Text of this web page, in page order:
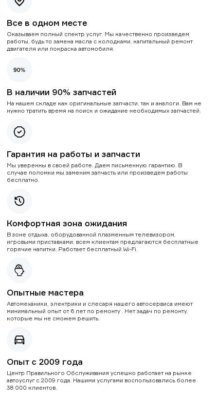
Все в одном месте
Оказываем полный спектр услуг. Мы качественно произведем
работы, будь то замена масла с колодками, капитальный ремонт
двигателя или покраска автомобиля.
В наличии 90% запчастей
На нашем складе как оригинальные запчасти, так и аналоги. Вам не
нужно тратить время на поиск и ожидание необходимых запчастей.
Гарантия на работы и запчасти
Мы уверенны в своей работе. Даем письменную гарантию. В
случае поломки мы заменим запчасть или произведем работы
бесплатно.
Комфортная зона ожидания
В зоне отдыха, оборудованной плазменным телевизором,
игровыми приставками, всем клиентам предлагаются бесплатные
горячие напитки. Работает бесплатный Wi-Fi.
Опытные мастера
Автомеханики, электрики и слесаря нашего автосервиса имеют
минимальный опыт от 6 лет по ремонту . Нет задач по ремонту,
которые мы не сможем решить.
Опыт с 2009 года
Центр Правильного Обслуживания успешно работает на рынке
автоуслуг с 2009 года. Нашими услугами воспользовались более
38 000 клиентов.